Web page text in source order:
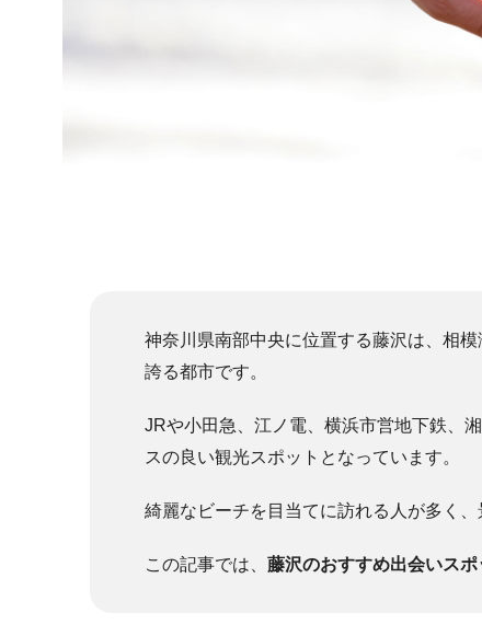
神奈川県南部中央に位置する藤沢は、相
誇る都市です。
JRや小田急、江ノ電、横浜市営地下鉄、
スの良い観光スポットとなっています。
綺麗なビーチを目当てに訪れる人が多く
この記事では、 藤沢のおすすめ出会いス